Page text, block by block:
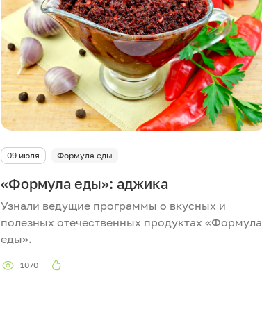
09 июля Формула еды
«Формула еды»: аджика
Узнали ведущие программы о вкусных и
полезных отечественных продуктах «Формула
еды».
1070